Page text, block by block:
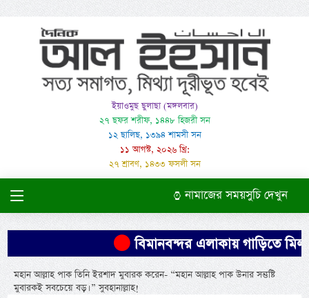
ইয়াওমুছ ছুলাছা (মঙ্গলবার)
২৭ ছফর শরীফ, ১৪৪৮ হিজরী সন
১২ ছালিছ, ১৩৯৪ শামসী সন
১১ আগস্ট, ২০২৬ খ্রি:
২৭ শ্রাবণ, ১৪৩৩ ফসলী সন
নামাজের সময়সুচি দেখুন
বিমানবন্দর এলাকায় গাড়িতে
মহান আল্লাহ পাক তিনি ইরশাদ মুবারক করেন- “মহান আল্লাহ পাক উনার সন্তুষ্টি
মুবারকই সবচেয়ে বড়। ” সুবহানাল্লাহ!